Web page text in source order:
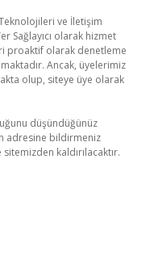
ve İletişim
Sağlayıcı olarak hizmet
proaktif olarak denetleme
Ancak, üyelerimiz
olup, siteye üye olarak
düşündüğünüz
adresine bildirmeniz
kaldırılacaktır.